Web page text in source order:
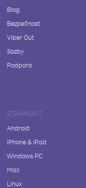
Blog
Bezpečnost
Viber Out
Sazby
Podpora
STÁHNOUT
Android
iPhone & iPad
Windows PC
Mac
Linux